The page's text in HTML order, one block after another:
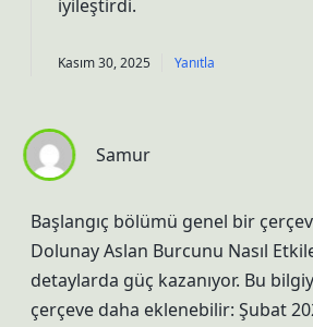
iyileştirdi.
Kasım 30, 2025 Yanıtla
Samur
Başlangıç bölümü genel bir
Dolunay Aslan Burcunu Nasıl
detaylarda güç kazanıyor. Bu
çerçeve daha eklenebilir: Şubat